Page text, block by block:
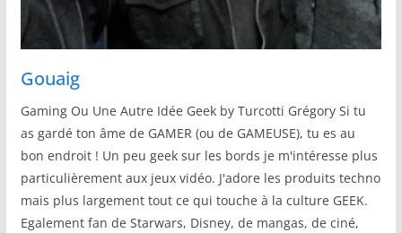
Gouaig
Gaming Ou Une Autre Idée Geek by Turcotti Grégory Si tu
as gardé ton âme de GAMER (ou de GAMEUSE), tu es au
bon endroit ! Un peu geek sur les bords je m'intéresse plus
particulièrement aux jeux vidéo. J'adore les produits techno
mais plus largement tout ce qui touche à la culture GEEK.
Egalement fan de Starwars, Disney, de mangas, de ciné,